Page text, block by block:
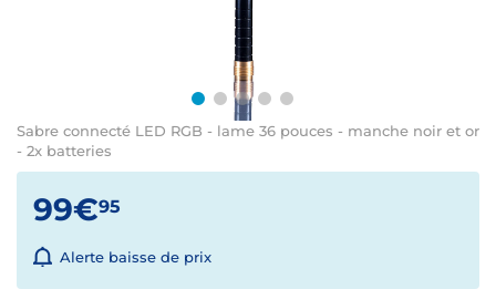
Sabre connecté LED RGB - lame 36 pouces - manche noir et or
- 2x batteries
99€95
Alerte baisse de prix